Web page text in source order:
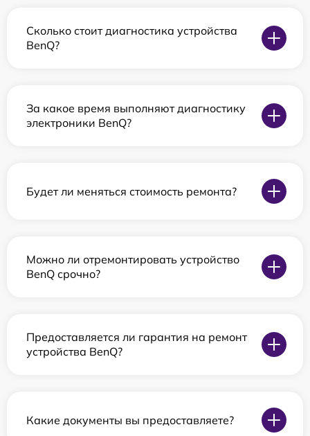
Сколько стоит диагностика устройства
BenQ?
За какое время выполняют диагностику
электроники BenQ?
Будет ли меняться стоимость ремонта?
Можно ли отремонтировать устройство
BenQ срочно?
Предоставляется ли гарантия на ремонт
устройства BenQ?
Какие документы вы предоставляете?